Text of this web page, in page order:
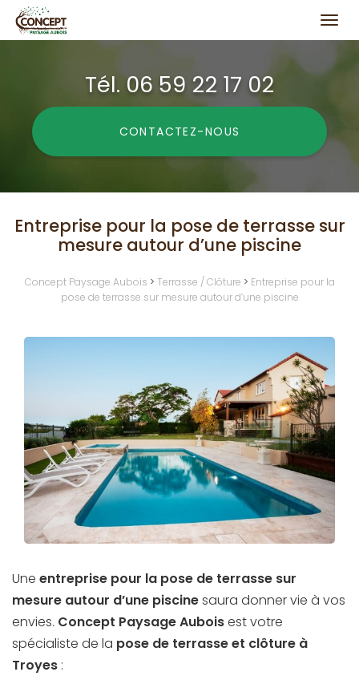
principal
Tél.06 59 22 17 02
CONTACTEZ-NOUS
Entreprise pour la pose de terrasse sur
mesure autour d’une piscine
Concept Paysage Aubois > Terrasse / Clôture > Entreprise pour la
pose de terrasse sur mesure autour d’une piscine
Une entreprise pour la pose de terrasse sur
mesure autour d’une piscinesaura donner vie à vos
envies. Concept Paysage Auboisest votre
spécialiste de la pose de terrasse et clôture à
Troyes :